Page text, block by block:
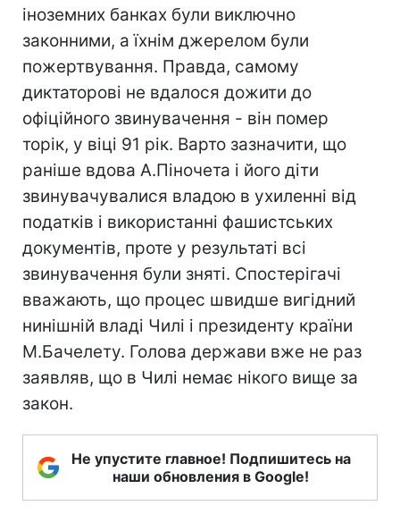
іноземних банках були виключно
законними, а їхнім джерелом були
пожертвування. Правда, самому
диктаторові не вдалося дожити до
офіційного звинувачення - він помер
торік, у віці 91 рік. Варто зазначити, що
раніше вдова А.Піночета і його діти
звинувачувалися владою в ухиленні від
податків і використанні фашистських
документів, проте у результаті всі
звинувачення були зняті. Спостерігачі
вважають, що процес швидше вигідний
нинішній владі Чилі і президенту країни
М.Бачелету. Голова держави вже не раз
заявляв, що в Чилі немає нікого вище за
закон.
Не упустите главное! Подпишитесь на
наши обновления в Google!